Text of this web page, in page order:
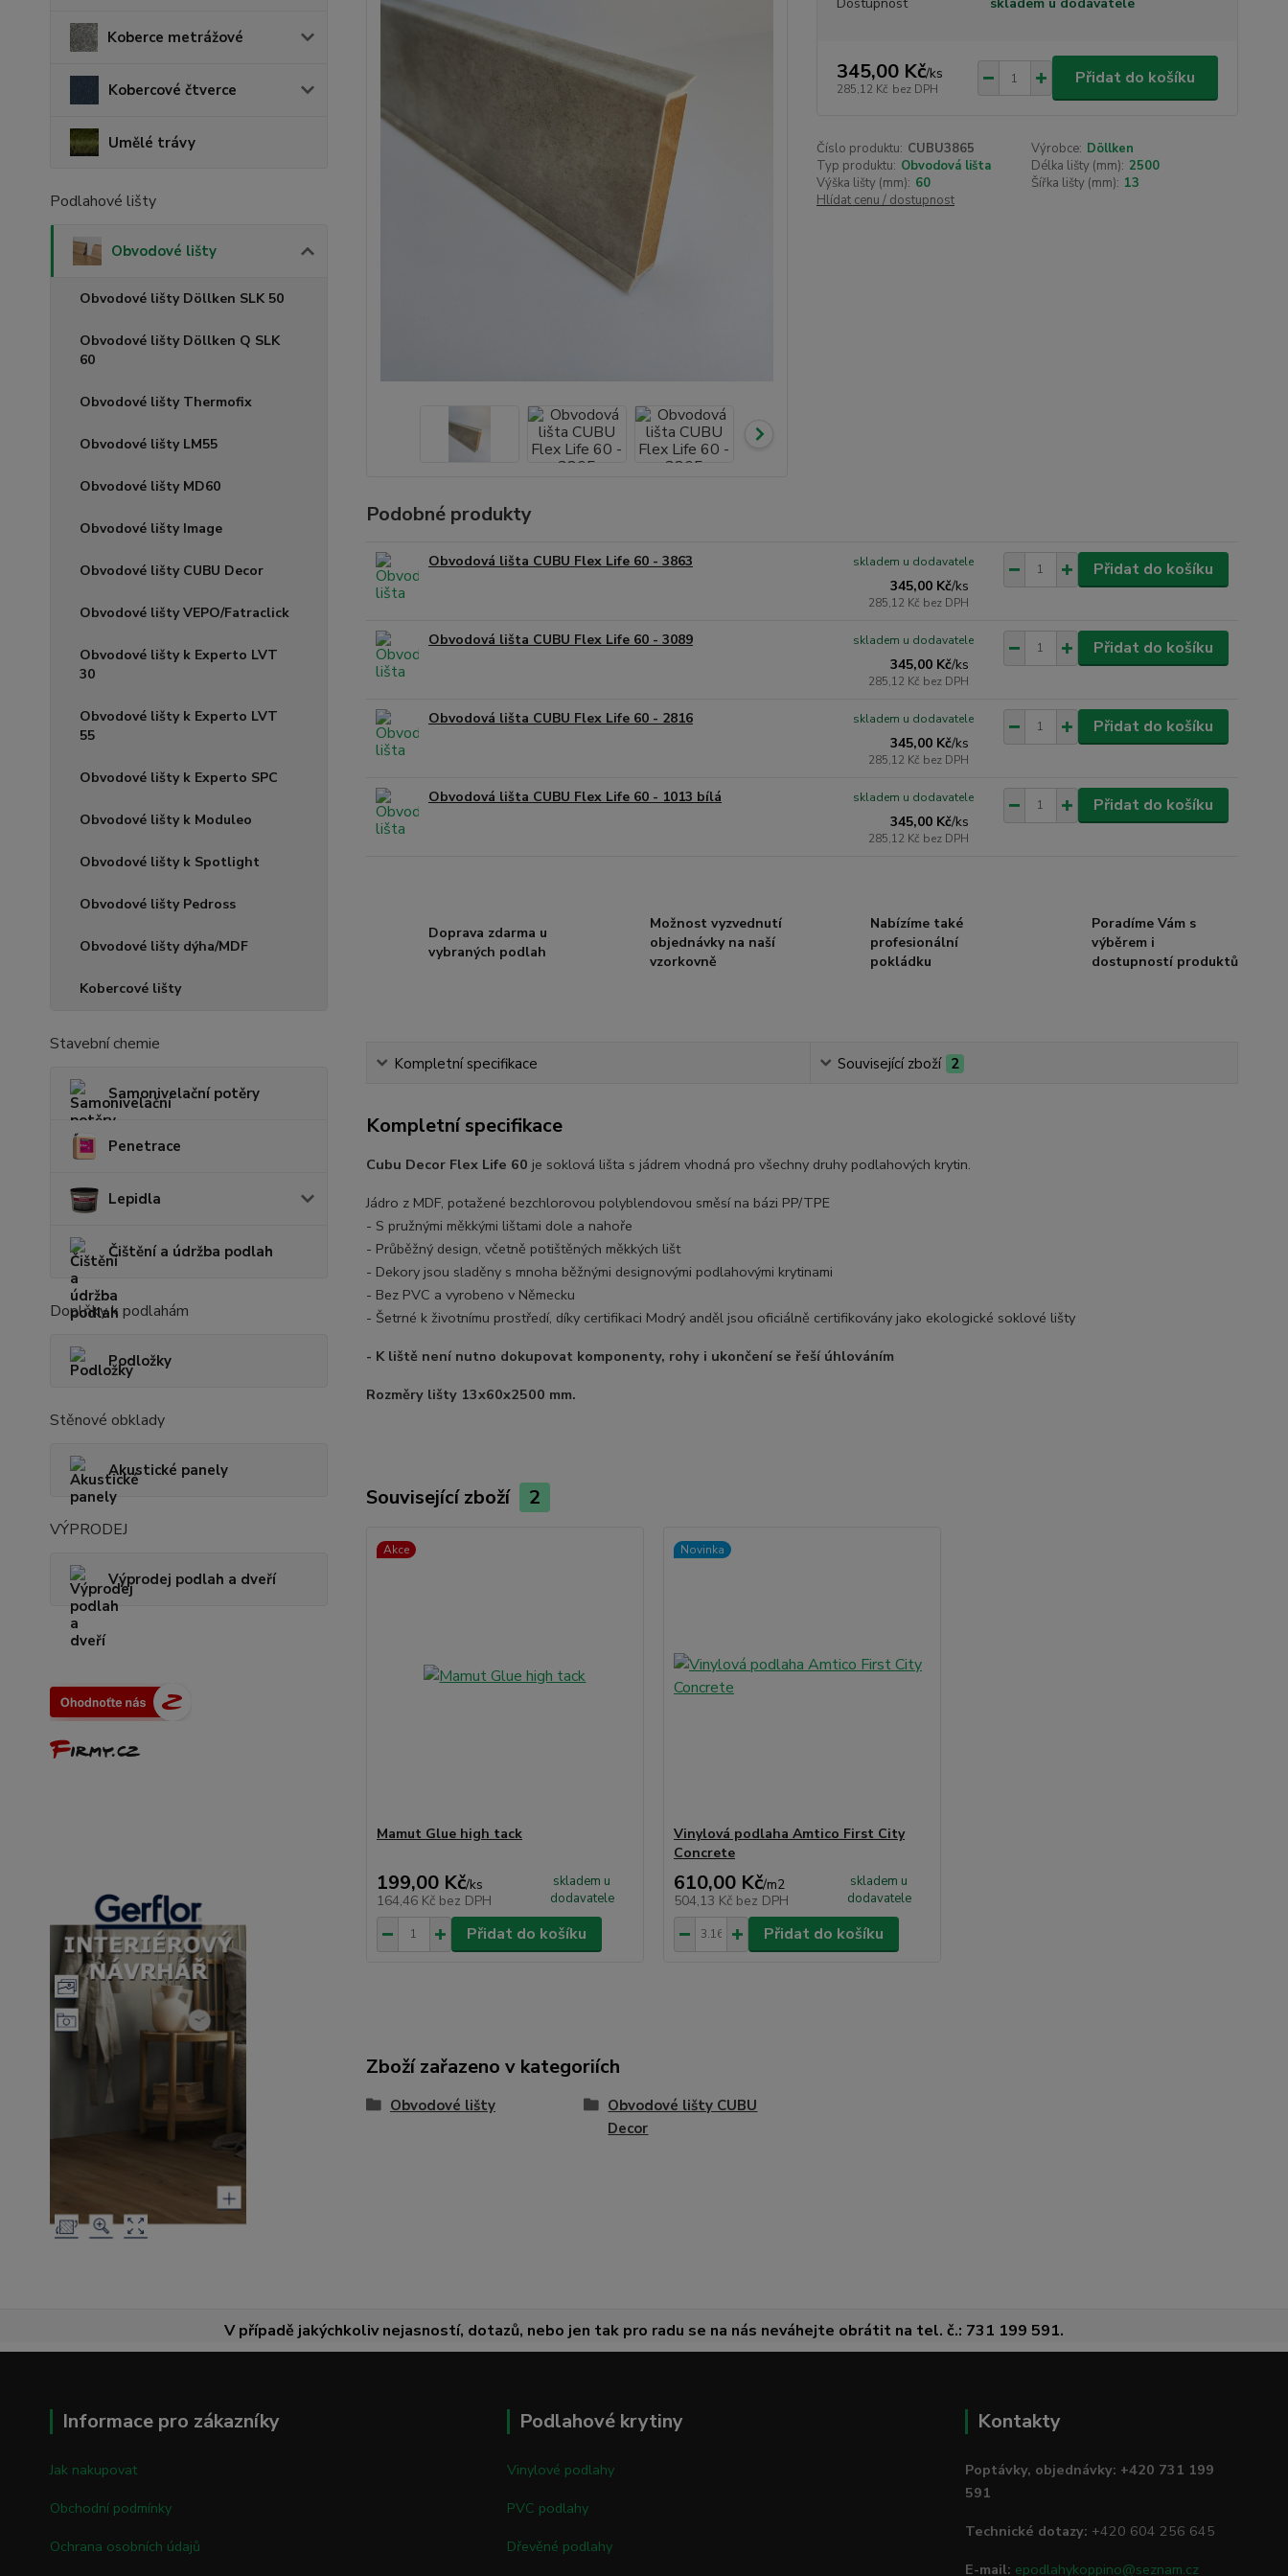
Koberce metrážové
Kobercové čtverce
Umělé trávy
Podlahové lišty
Obvodové lišty
Obvodové lišty Döllken SLK 50
Obvodové lišty Döllken Q SLK
60
Obvodové lišty Thermofix
Obvodové lišty LM55
Obvodové lišty MD60
Obvodové lišty Image
Obvodové lišty CUBU Decor
Obvodové lišty VEPO/Fatraclick
Obvodové lišty k Experto LVT
30
Obvodové lišty k Experto LVT
55
Obvodové lišty k Experto SPC
Obvodové lišty k Moduleo
Obvodové lišty k Spotlight
Obvodové lišty Pedross
Obvodové lišty dýha/MDF
Kobercové lišty
Stavební chemie
Samonivelační potěry
Penetrace
Lepidla
Čištění a údržba podlah
Doplňky k podlahám
Podložky
Stěnové obklady
Akustické panely
VÝPRODEJ
Výprodej podlah a dveří
345,00 Kč/ks
285,12 Kč bez DPH
Přidat do košíku
Číslo produktu: CUBU3865 Výrobce: Döllken
Typ produktu: Obvodová lišta Délka lišty (mm): 2500
Výška lišty (mm): 60 Šířka lišty (mm): 13
Hlídat cenu / dostupnost
Podobné produkty
Obvodová lišta CUBU Flex Life 60 - 3863
345,00 Kč/ks
285,12 Kč bez DPH
skladem u dodavatele Přidat do košíku
Obvodová lišta CUBU Flex Life 60 - 3089
345,00 Kč/ks
285,12 Kč bez DPH
skladem u dodavatele Přidat do košíku
Obvodová lišta CUBU Flex Life 60 - 2816
345,00 Kč/ks
285,12 Kč bez DPH
skladem u dodavatele Přidat do košíku
Obvodová lišta CUBU Flex Life 60 - 1013 bílá
345,00 Kč/ks
285,12 Kč bez DPH
skladem u dodavatele Přidat do košíku
Doprava zdarma u
vybraných podlah
Možnost vyzvednutí
objednávky na naší
vzorkovně
Nabízíme také
profesionální
pokládku
Poradíme Vám s
výběrem i
dostupností produktů
Kompletní specifikace Související zboží 2
Kompletní specifikace
Cubu Decor Flex Life 60 je soklová lišta s jádrem vhodná pro všechny druhy podlahových krytin.
Jádro z MDF, potažené bezchlorovou polyblendovou směsí na bázi PP/TPE
- S pružnými měkkými lištami dole a nahoře
- Průběžný design, včetně potištěných měkkých lišt
- Dekory jsou sladěny s mnoha běžnými designovými podlahovými krytinami
- Bez PVC a vyrobeno v Německu
- Šetrné k životnímu prostředí, díky certifikaci Modrý anděl jsou oficiálně certifikovány jako ekologické soklové lišty
- K liště není nutno dokupovat komponenty, rohy i ukončení se řeší úhlováním
Rozměry lišty 13x60x2500 mm.
Související zboží 2
Akce
Mamut Glue high tack
199,00 Kč/ks
164,46 Kč bez DPH
skladem u
dodavatele
Přidat do košíku
Novinka
Vinylová podlaha Amtico First City
Concrete
610,00 Kč/m2
504,13 Kč bez DPH
skladem u
dodavatele
Přidat do košíku
Zboží zařazeno v kategoriích
Obvodové lišty
Obvodové lišty CUBU
Decor
V případě jakýchkoliv nejasností, dotazů, nebo jen tak pro radu se na nás neváhejte obrátit na tel. č.: 731 199 591.
Informace pro zákazníky
Jak nakupovat
Obchodní podmínky
Ochrana osobních údajů
Podlahové krytiny
Vinylové podlahy
PVC podlahy
Dřevěné podlahy
Kontakty
Poptávky, objednávky: +420 731 199
591
Technické dotazy: +420 604 256 645
E-mail: epodlahykoppino@seznam.cz